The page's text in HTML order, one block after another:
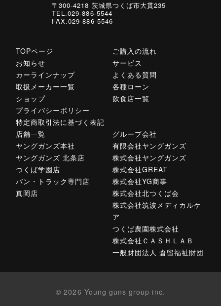
〒300-4218 茨城県つくば市大貫235
TEL.029-886-5544
FAX.029-886-5546
TOPページ
お知らせ
カーラインナップ
取扱メーカー一覧
ショップ
プライバシーポリシー
特定商取引法に基づく表記
ご購入の流れ
サービス
よくある質問
各種ローン
飲食店一覧
店舗一覧
ヤングガンズ本社
ヤングガンズ 北条店
つくば学園店
バン・トラック専門店
真岡店
グループ会社
有限会社ヤングガンズ
株式会社ヤングガンズ
株式会社GREAT
株式会社YG商事
株式会社北つくば会
株式会社筑波メディカルケ
ア
つくば農園株式会社
株式会社ＣＡＳＨＬＡＢ
一般財団法人 倉留福祉財団
© 2026 Young guns group inc.